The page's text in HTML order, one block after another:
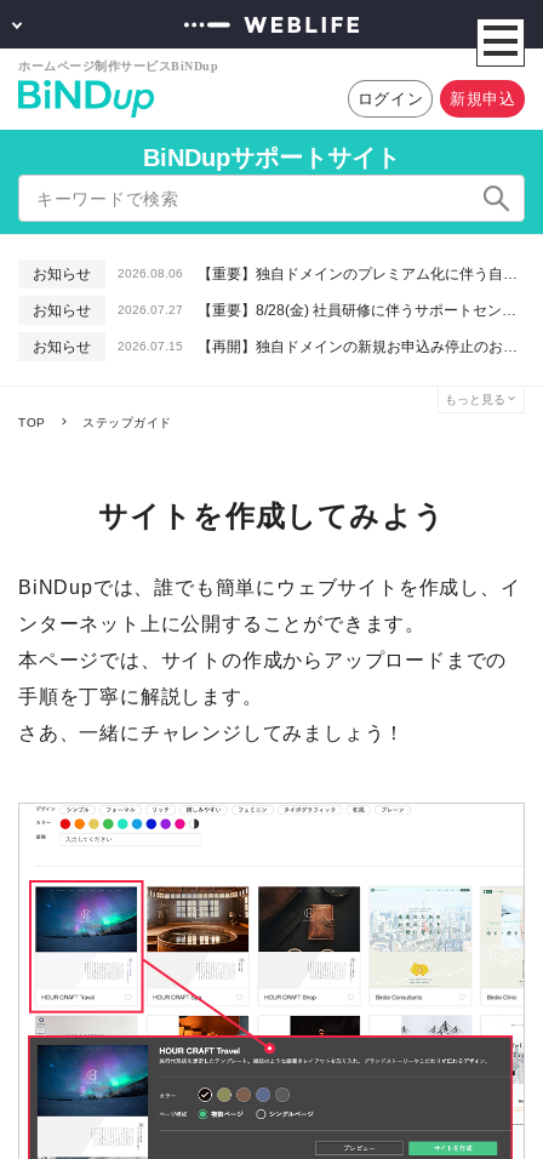
ログイン 新規申込
BiNDupサポートサイト
お知らせ 2026.08.06 【重要】独自ドメインのプレミアム化に伴う自動更新に関するお知らせ
お知らせ 2026.07.27 【重要】8/28(金) 社員研修に伴うサポートセンター休業のお知らせ
お知らせ 2026.07.15 【再開】独自ドメインの新規お申込み停止のお知らせ
もっと見る
TOP ステップガイド
サイトを作成してみよう
BiNDupでは、誰でも簡単にウェブサイトを作成し、イ
ンターネット上に公開することができます。
本ページでは、サイトの作成からアップロードまでの
手順を丁寧に解説します。
さあ、一緒にチャレンジしてみましょう！